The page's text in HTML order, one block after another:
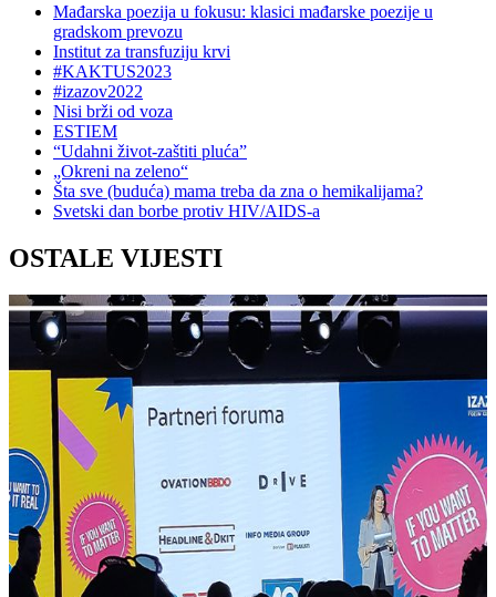
Mađarska poezija u fokusu: klasici mađarske poezije u
gradskom prevozu
Institut za transfuziju krvi
#KAKTUS2023
#izazov2022
Nisi brži od voza
ESTIEM
“Udahni život-zaštiti pluća”
„Okreni na zeleno“
Šta sve (buduća) mama treba da zna o hemikalijama?
Svetski dan borbe protiv HIV/AIDS-a
OSTALE VIJESTI